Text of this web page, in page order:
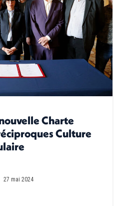
Charte
Culture
27 mai 2024